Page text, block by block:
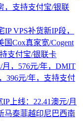
，支持支付宝/银联
VPS补货新IP段，
Cox真家宽/Cogent
支付宝/银联卡
月，576元/年，DMIT
396元/年，支持支付
上线：22.41澳元/月
马泰菲越印尼巴西南